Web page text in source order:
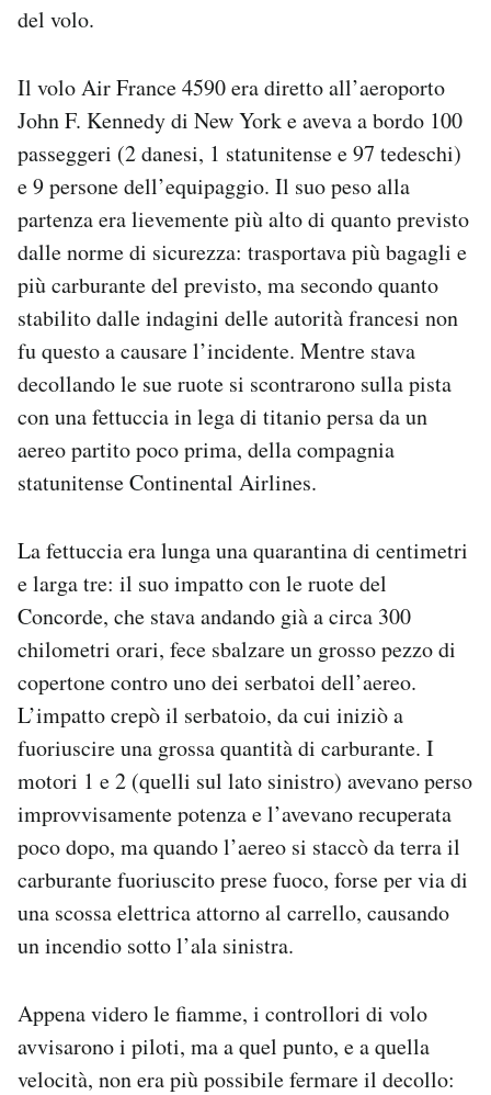
del volo.
Il volo Air France 4590 era diretto all’aeroporto
John F. Kennedy di New York e aveva a bordo 100
passeggeri (2 danesi, 1 statunitense e 97 tedeschi)
e 9 persone dell’equipaggio. Il suo peso alla
partenza era lievemente più alto di quanto previsto
dalle norme di sicurezza: trasportava più bagagli e
più carburante del previsto, ma secondo quanto
stabilito dalle indagini delle autorità francesi non
fu questo a causare l’incidente. Mentre stava
decollando le sue ruote si scontrarono sulla pista
con una fettuccia in lega di titanio persa da un
aereo partito poco prima, della compagnia
statunitense Continental Airlines.
La fettuccia era lunga una quarantina di centimetri
e larga tre: il suo impatto con le ruote del
Concorde, che stava andando già a circa 300
chilometri orari, fece sbalzare un grosso pezzo di
copertone contro uno dei serbatoi dell’aereo.
L’impatto crepò il serbatoio, da cui iniziò a
fuoriuscire una grossa quantità di carburante. I
motori 1 e 2 (quelli sul lato sinistro) avevano perso
improvvisamente potenza e l’avevano recuperata
poco dopo, ma quando l’aereo si staccò da terra il
carburante fuoriuscito prese fuoco, forse per via di
una scossa elettrica attorno al carrello, causando
un incendio sotto l’ala sinistra.
Appena videro le fiamme, i controllori di volo
avvisarono i piloti, ma a quel punto, e a quella
velocità, non era più possibile fermare il decollo: